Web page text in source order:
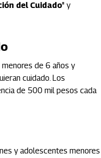
del Cuidado" y
de 6 años y
cuidado. Los
de 500 mil pesos cada
y adolescentes menores